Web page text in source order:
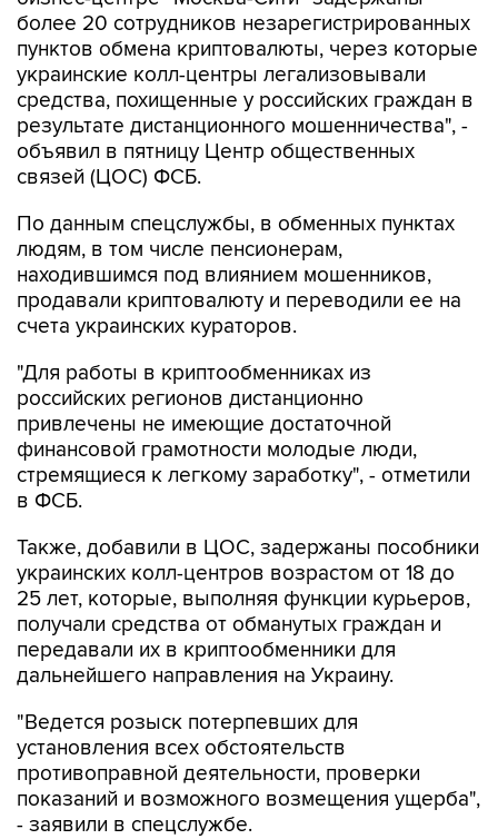
более 20 сотрудников незарегистрированных
пунктов обмена криптовалюты, через которые
украинские колл-центры легализовывали
средства, похищенные у российских граждан в
результате дистанционного мошенничества", -
объявил в пятницу Центр общественных
связей (ЦОС) ФСБ.
По данным спецслужбы, в обменных пунктах
людям, в том числе пенсионерам,
находившимся под влиянием мошенников,
продавали криптовалюту и переводили ее на
счета украинских кураторов.
"Для работы в криптообменниках из
российских регионов дистанционно
привлечены не имеющие достаточной
финансовой грамотности молодые люди,
стремящиеся к легкому заработку", - отметили
в ФСБ.
Также, добавили в ЦОС, задержаны пособники
украинских колл-центров возрастом от 18 до
25 лет, которые, выполняя функции курьеров,
получали средства от обманутых граждан и
передавали их в криптообменники для
дальнейшего направления на Украину.
"Ведется розыск потерпевших для
установления всех обстоятельств
противоправной деятельности, проверки
показаний и возможного возмещения ущерба",
- заявили в спецслужбе.